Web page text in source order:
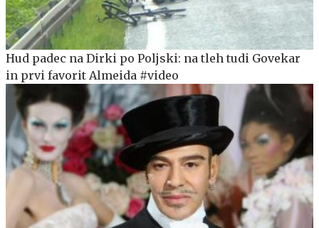
Hud padec na Dirki po Poljski: na tleh tudi Govekar
in prvi favorit Almeida #video